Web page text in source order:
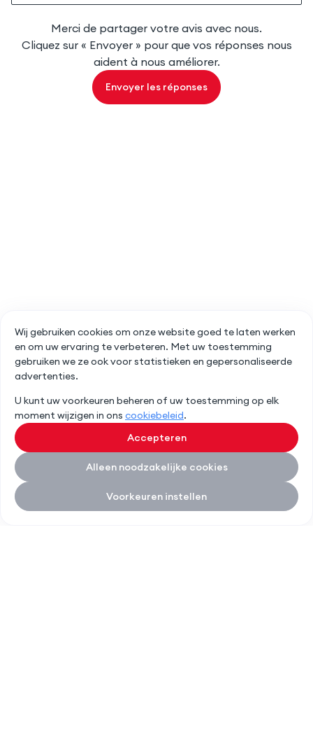
Merci de partager votre avis avec nous.
Cliquez sur « Envoyer » pour que vos réponses nous
aident à nous améliorer.
Envoyer les réponses
Wij gebruiken cookies om onze website goed te laten werken
en om uw ervaring te verbeteren. Met uw toestemming
gebruiken we ze ook voor statistieken en gepersonaliseerde
advertenties.
U kunt uw voorkeuren beheren of uw toestemming op elk
moment wijzigen in ons cookiebeleid.
Accepteren
Alleen noodzakelijke cookies
Voorkeuren instellen